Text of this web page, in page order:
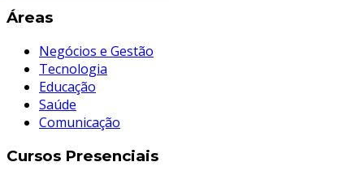
Áreas
Negócios e Gestão
Tecnologia
Educação
Saúde
Comunicação
Cursos Presenciais